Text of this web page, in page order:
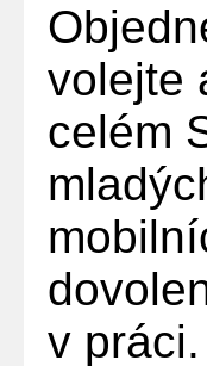
volejte
celém
v